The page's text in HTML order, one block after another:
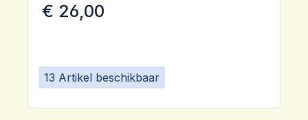
13 Artikel beschikbaar
€ 26,00